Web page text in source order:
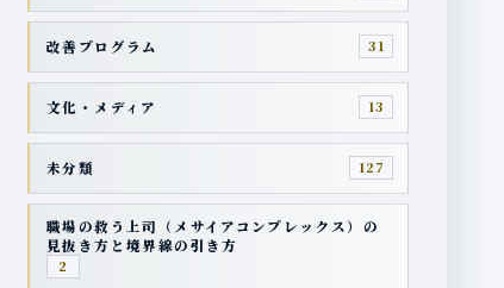
改善プログラム 31
文化・メディア 13
未分類 127
職場の救う上司（メサイアコンプレックス）の
見抜き方と境界線の引き方
2